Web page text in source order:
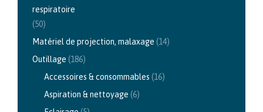
respiratoire
(50)
Matériel de projection, malaxage (14)
Outillage (186)
Accessoires & consommables (16)
Aspiration & nettoyage (6)